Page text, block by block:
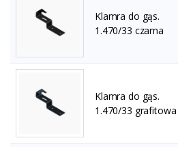
Klamra do gąs.
1.470/33 czarna
Klamra do gąs.
1.470/33 grafitowa